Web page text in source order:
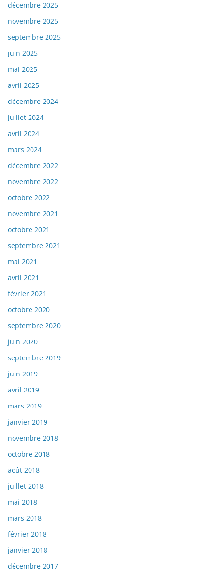
décembre 2025
novembre 2025
septembre 2025
juin 2025
mai 2025
avril 2025
décembre 2024
juillet 2024
avril 2024
mars 2024
décembre 2022
novembre 2022
octobre 2022
novembre 2021
octobre 2021
septembre 2021
mai 2021
avril 2021
février 2021
octobre 2020
septembre 2020
juin 2020
septembre 2019
juin 2019
avril 2019
mars 2019
janvier 2019
novembre 2018
octobre 2018
août 2018
juillet 2018
mai 2018
mars 2018
février 2018
janvier 2018
décembre 2017